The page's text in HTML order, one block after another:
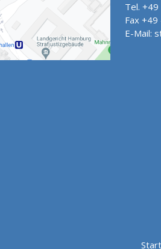
Tel.
Fax
E-Mail: